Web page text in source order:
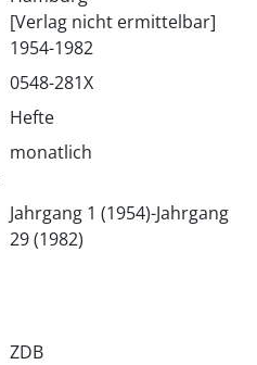
[Verlag nicht ermittelbar]
1954-1982
0548-281X
Hefte
monatlich
Jahrgang 1 (1954)-Jahrgang
29 (1982)
ZDB